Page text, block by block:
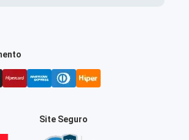
Site Seguro